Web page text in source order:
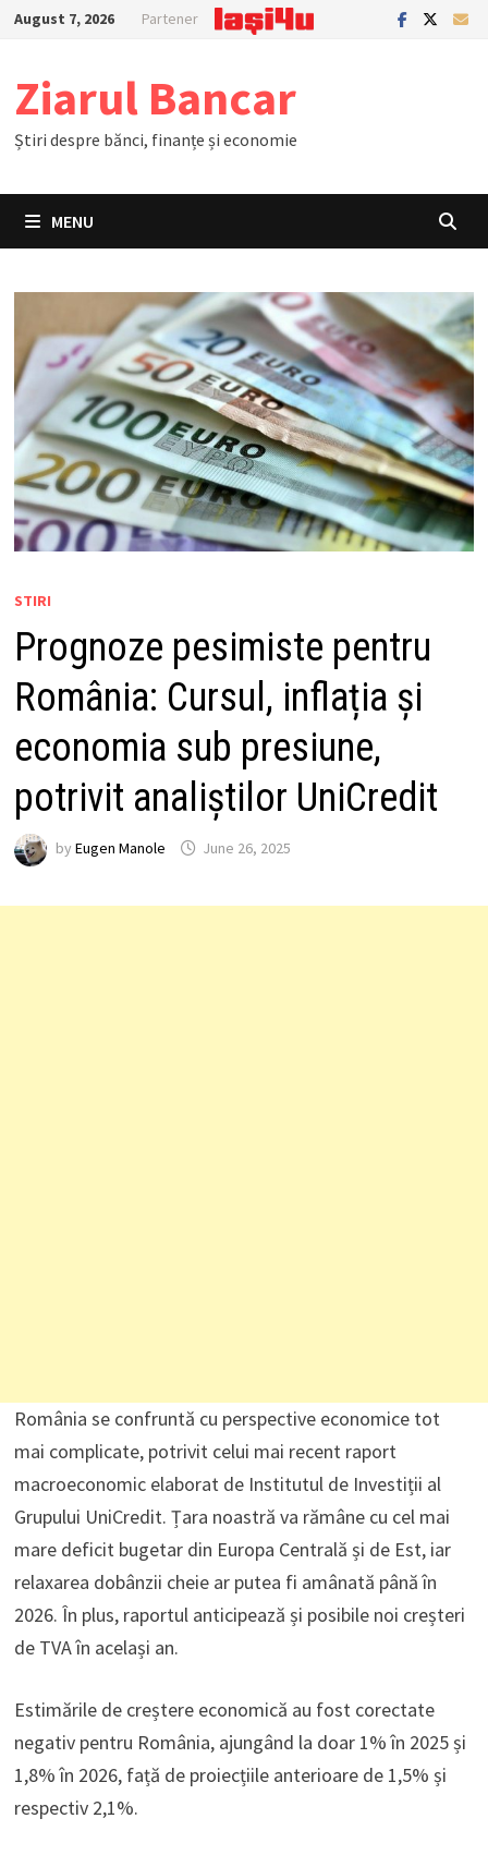
SkipAugust 7, 2026 Partener
Ziarul Bancar
Știri despre bănci, finanțe și economie
MENU
STIRI
Prognoze pesimiste pentru
România: Cursul, inflația și
economia sub presiune,
potrivit analiștilor UniCredit
by Eugen Manole June 26, 2025
România se confruntă cu perspective economice tot
mai complicate, potrivit celui mai recent raport
macroeconomic elaborat de Institutul de Investiții al
Grupului UniCredit. Țara noastră va rămâne cu cel mai
mare deficit bugetar din Europa Centrală și de Est, iar
relaxarea dobânzii cheie ar putea fi amânată până în
2026. În plus, raportul anticipează și posibile noi creșteri
de TVA în același an.
Estimările de creștere economică au fost corectate
negativ pentru România, ajungând la doar 1% în 2025 și
1,8% în 2026, față de proiecțiile anterioare de 1,5% și
respectiv 2,1%.